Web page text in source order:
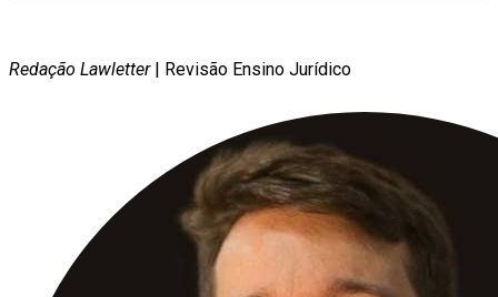
Redação Lawletter| Revisão Ensino Jurídico